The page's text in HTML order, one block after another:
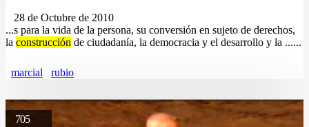
28 de Octubre de 2010
...s para la vida de la persona, su conversión en sujeto de derechos,
la construcción de ciudadanía, la democracia y el desarrollo y la ......
marcial rubio
705